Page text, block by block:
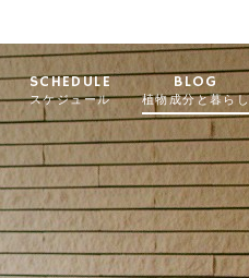
SCHEDULE
スケジュール
BLOG
植物成分と暮らし